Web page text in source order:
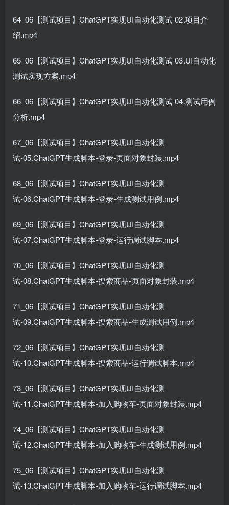
64_06【测试项目】ChatGPT实现UI自动化测试-02.项目介
绍.mp4
65_06【测试项目】ChatGPT实现UI自动化测试-03.UI自动化
测试实现方案.mp4
66_06【测试项目】ChatGPT实现UI自动化测试-04.测试用例
分析.mp4
67_06【测试项目】ChatGPT实现UI自动化测
试-05.ChatGPT生成脚本-登录-页面对象封装.mp4
68_06【测试项目】ChatGPT实现UI自动化测
试-06.ChatGPT生成脚本-登录-生成测试用例.mp4
69_06【测试项目】ChatGPT实现UI自动化测
试-07.ChatGPT生成脚本-登录-运行调试脚本.mp4
70_06【测试项目】ChatGPT实现UI自动化测
试-08.ChatGPT生成脚本-搜索商品-页面对象封装.mp4
71_06【测试项目】ChatGPT实现UI自动化测
试-09.ChatGPT生成脚本-搜索商品-生成测试用例.mp4
72_06【测试项目】ChatGPT实现UI自动化测
试-10.ChatGPT生成脚本-搜索商品-运行调试脚本.mp4
73_06【测试项目】ChatGPT实现UI自动化测
试-11.ChatGPT生成脚本-加入购物车-页面对象封装.mp4
74_06【测试项目】ChatGPT实现UI自动化测
试-12.ChatGPT生成脚本-加入购物车-生成测试用例.mp4
75_06【测试项目】ChatGPT实现UI自动化测
试-13.ChatGPT生成脚本-加入购物车-运行调试脚本.mp4